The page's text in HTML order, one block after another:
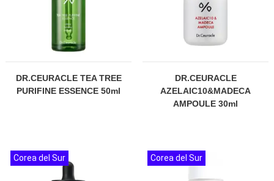
DR.CEURACLE TEA TREE
PURIFINE ESSENCE 50ml
DR.CEURACLE
AZELAIC10&MADECA
AMPOULE 30ml
Corea del Sur Corea del Sur